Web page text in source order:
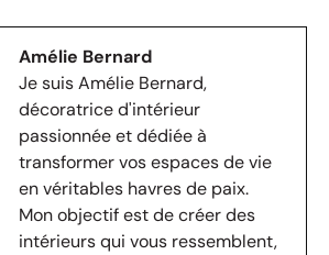
Amélie Bernard
Je suis Amélie Bernard,
décoratrice d'intérieur
passionnée et dédiée à
transformer vos espaces de vie
en véritables havres de paix.
Mon objectif est de créer des
intérieurs qui vous ressemblent,